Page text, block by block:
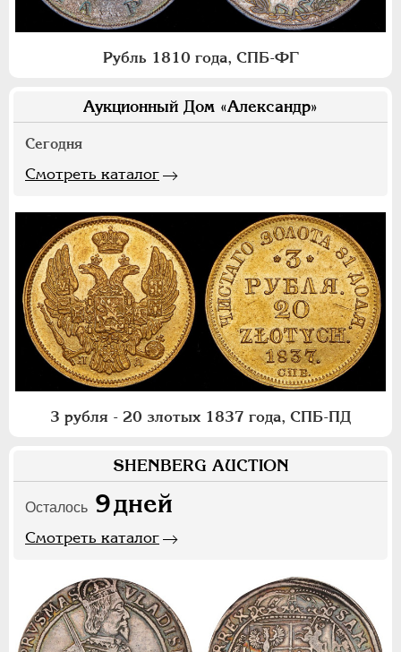
Рубль 1810 года, СПБ-ФГ
Аукционный Дом «Александр»
Сегодня
Смотреть каталог
3 рубля - 20 злотых 1837 года, СПБ-ПД
SHENBERG AUCTION
Осталось 9дней
Смотреть каталог